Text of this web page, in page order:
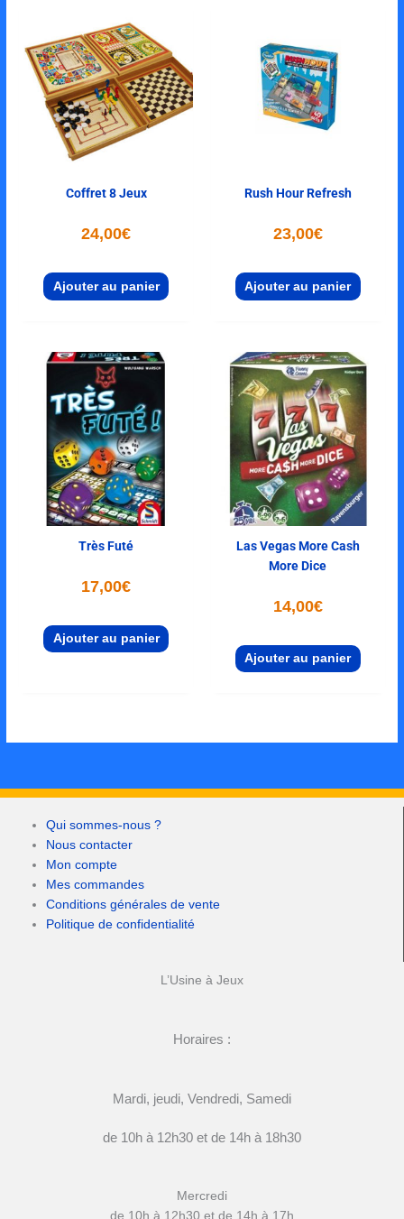
Coffret 8 Jeux
24,00€
Ajouter au panier
Rush Hour Refresh
23,00€
Ajouter au panier
Très Futé
17,00€
Ajouter au panier
Las Vegas More Cash
More Dice
14,00€
Ajouter au panier
Qui sommes-nous ?
Nous contacter
Mon compte
Mes commandes
Conditions générales de vente
Politique de confidentialité
L’Usine à Jeux
Horaires :
Mardi, jeudi, Vendredi, Samedi
de 10h à 12h30 et de 14h à 18h30
Mercredi
de 10h à 12h30 et de 14h à 17h